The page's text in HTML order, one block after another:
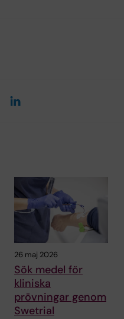
26 maj 2026
Sök medel för
kliniska
prövningar genom
Swetrial